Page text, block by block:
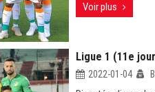
Voir plus
Ligue 1 (11e
2022-01-04